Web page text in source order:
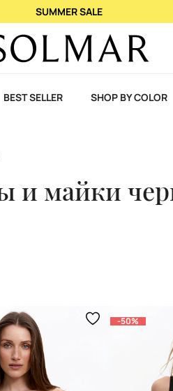
2 ароматов – 3-й в подарок!
BEST SELLER SHOP BY COLOR
и майки
-50%